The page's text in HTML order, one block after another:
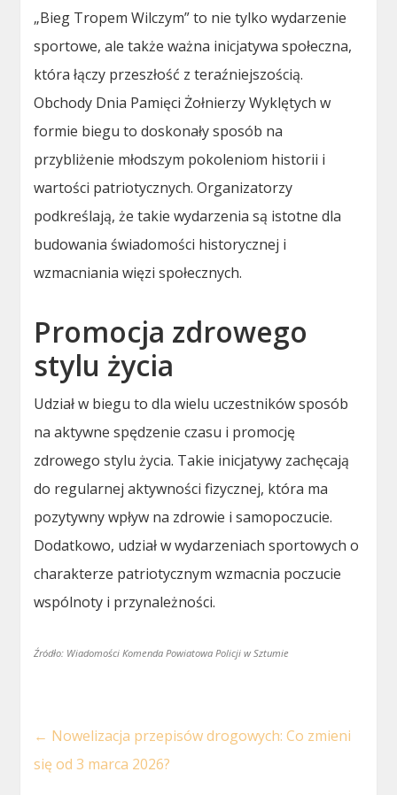
„Bieg Tropem Wilczym” to nie tylko wydarzenie
sportowe, ale także ważna inicjatywa społeczna,
która łączy przeszłość z teraźniejszością.
Obchody Dnia Pamięci Żołnierzy Wyklętych w
formie biegu to doskonały sposób na
przybliżenie młodszym pokoleniom historii i
wartości patriotycznych. Organizatorzy
podkreślają, że takie wydarzenia są istotne dla
budowania świadomości historycznej i
wzmacniania więzi społecznych.
Promocja zdrowego
stylu życia
Udział w biegu to dla wielu uczestników sposób
na aktywne spędzenie czasu i promocję
zdrowego stylu życia. Takie inicjatywy zachęcają
do regularnej aktywności fizycznej, która ma
pozytywny wpływ na zdrowie i samopoczucie.
Dodatkowo, udział w wydarzeniach sportowych o
charakterze patriotycznym wzmacnia poczucie
wspólnoty i przynależności.
Źródło: Wiadomości Komenda Powiatowa Policji w Sztumie
← Nowelizacja przepisów drogowych: Co zmieni
się od 3 marca 2026?